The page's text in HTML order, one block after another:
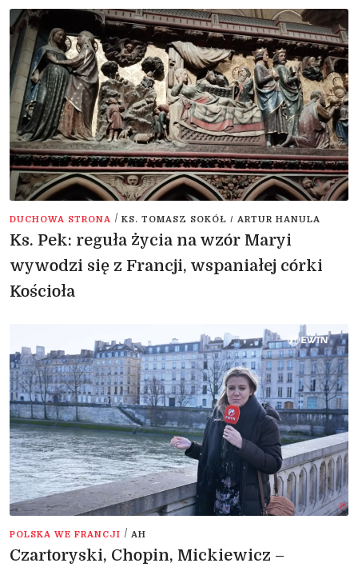
DUCHOWA STRONA / KS. TOMASZ SOKÓŁ / ARTUR HANULA
Ks. Pek: reguła życia na wzór Maryi
wywodzi się z Francji, wspaniałej córki
Kościoła
POLSKA WE FRANCJI / AH
Czartoryski, Chopin, Mickiewicz –